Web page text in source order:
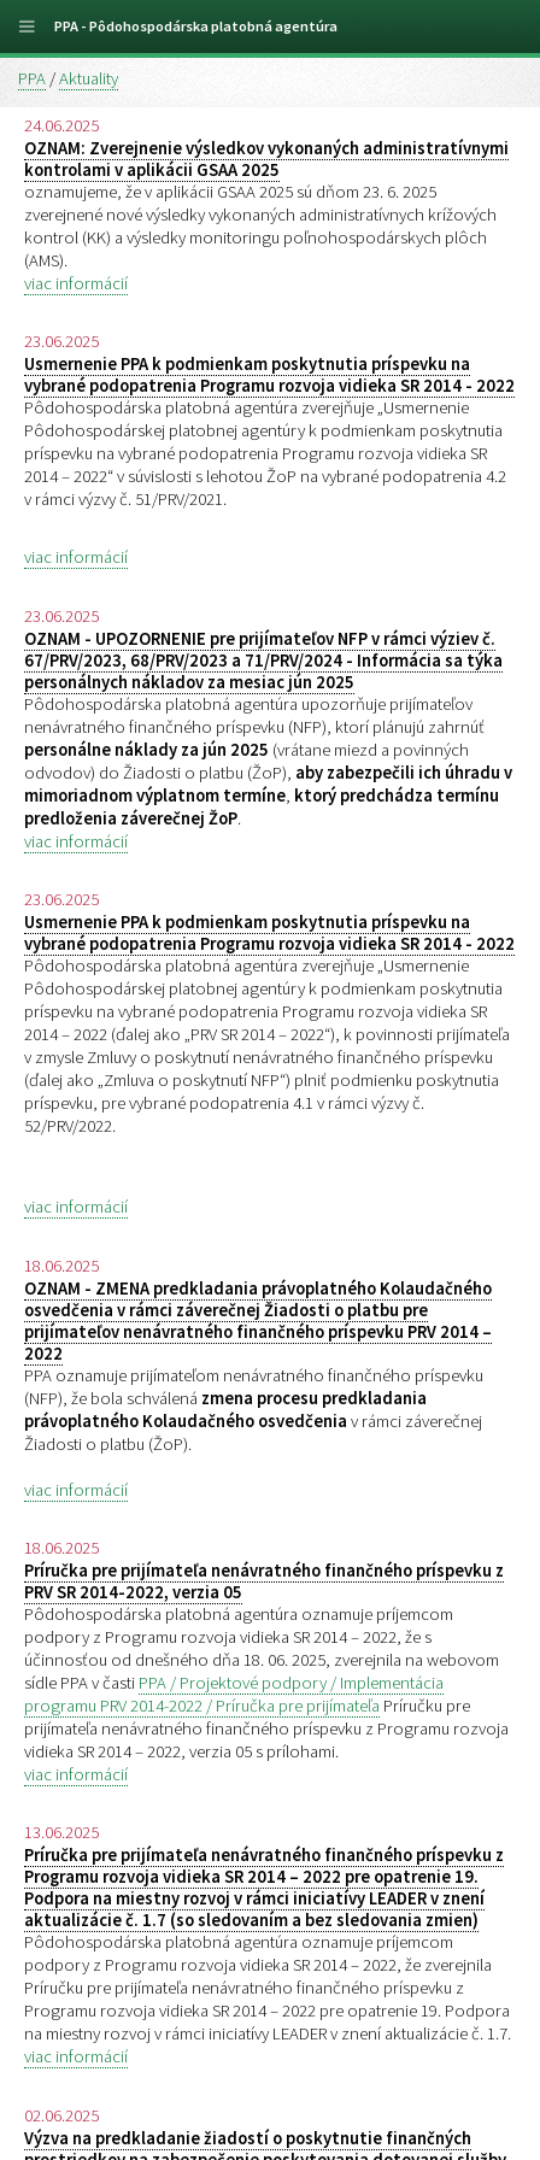
PPA /Aktuality
24.06.2025
OZNAM: Zverejnenie výsledkov vykonaných administratívnymi
kontrolami v aplikácii GSAA 2025
oznamujeme, že v aplikácii GSAA 2025 sú dňom 23. 6. 2025
zverejnené nové výsledky vykonaných administratívnych krížových
kontrol (KK) a výsledky monitoringu poľnohospodárskych plôch
(AMS).
viac informácií
23.06.2025
Usmernenie PPA k podmienkam poskytnutia príspevku na
vybrané podopatrenia Programu rozvoja vidieka SR 2014 - 2022
Pôdohospodárska platobná agentúra zverejňuje „Usmernenie
Pôdohospodárskej platobnej agentúry k podmienkam poskytnutia
príspevku na vybrané podopatrenia Programu rozvoja vidieka SR
2014 – 2022“ v súvislosti s lehotou ŽoP na vybrané podopatrenia 4.2
v rámci výzvy č. 51/PRV/2021.
viac informácií
23.06.2025
OZNAM - UPOZORNENIE pre prijímateľov NFP v rámci výziev č.
67/PRV/2023, 68/PRV/2023 a 71/PRV/2024 - Informácia sa týka
personálnych nákladov za mesiac jún 2025
Pôdohospodárska platobná agentúra upozorňuje prijímateľov
nenávratného finančného príspevku (NFP), ktorí plánujú zahrnúť
personálne náklady za jún 2025 (vrátane miezd a povinných
odvodov) do Žiadosti o platbu (ŽoP), aby zabezpečili ich úhradu v
mimoriadnom výplatnom termíne, ktorý predchádza termínu
predloženia záverečnej ŽoP.
viac informácií
23.06.2025
Usmernenie PPA k podmienkam poskytnutia príspevku na
vybrané podopatrenia Programu rozvoja vidieka SR 2014 - 2022
Pôdohospodárska platobná agentúra zverejňuje „Usmernenie
Pôdohospodárskej platobnej agentúry k podmienkam poskytnutia
príspevku na vybrané podopatrenia Programu rozvoja vidieka SR
2014 – 2022 (ďalej ako „PRV SR 2014 – 2022“), k povinnosti prijímateľa
v zmysle Zmluvy o poskytnutí nenávratného finančného príspevku
(ďalej ako „Zmluva o poskytnutí NFP“) plniť podmienku poskytnutia
príspevku, prevybrané podopatrenia 4.1 v rámci výzvy č.
52/PRV/2022.
viac informácií
18.06.2025
OZNAM - ZMENA predkladania právoplatného Kolaudačného
osvedčenia v rámci záverečnej Žiadosti o platbu pre
prijímateľov nenávratného finančného príspevku PRV 2014 –
2022
PPA oznamuje prijímateľom nenávratného finančného príspevku
(NFP), že bola schválená zmena procesu predkladania
právoplatného Kolaudačného osvedčenia v rámci záverečnej
Žiadosti o platbu (ŽoP).
viac informácií
18.06.2025
Príručka pre prijímateľa nenávratného finančného príspevku z
PRV SR 2014-2022, verzia 05
Pôdohospodárska platobná agentúra oznamuje príjemcom
podpory z Programu rozvoja vidieka SR 2014 – 2022, že s
účinnosťou od dnešného dňa 18. 06. 2025, zverejnila na webovom
sídle PPA v časti PPA / Projektové podpory / Implementácia
programu PRV 2014-2022 / Príručka pre prijímateľa Príručku pre
prijímateľa nenávratného finančného príspevku z Programu rozvoja
vidieka SR 2014 – 2022, verzia 05 s prílohami.
viac informácií
13.06.2025
Príručka pre prijímateľa nenávratného finančného príspevku z
Programu rozvoja vidieka SR 2014 – 2022 pre opatrenie 19.
Podpora na miestny rozvoj v rámci iniciatívy LEADER v znení
aktualizácie č. 1.7 (so sledovaním a bez sledovania zmien)
Pôdohospodárska platobná agentúra oznamuje príjemcom
podpory z Programu rozvoja vidieka SR 2014 – 2022, že zverejnila
Príručku pre prijímateľa nenávratného finančného príspevku z
Programu rozvoja vidieka SR 2014 – 2022 pre opatrenie 19. Podpora
na miestny rozvoj v rámci iniciatívy LEADER v znení aktualizácie č. 1.7.
viac informácií
02.06.2025
Výzva na predkladanie žiadostí o poskytnutie finančných
PPA - Pôdohospodárska platobná agentúra